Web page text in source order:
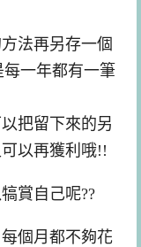
法再另存一個
每一年都有一筆
把留下來的另
以再獲利哦!!
賞自己呢??
個月都不夠花